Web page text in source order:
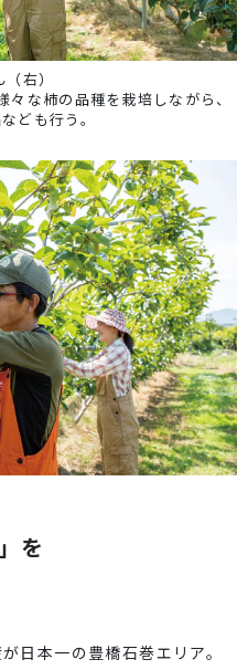
右）
な柿の品種を栽培しながら、
ども行う。
を
日本一の豊橋石巻エリア。